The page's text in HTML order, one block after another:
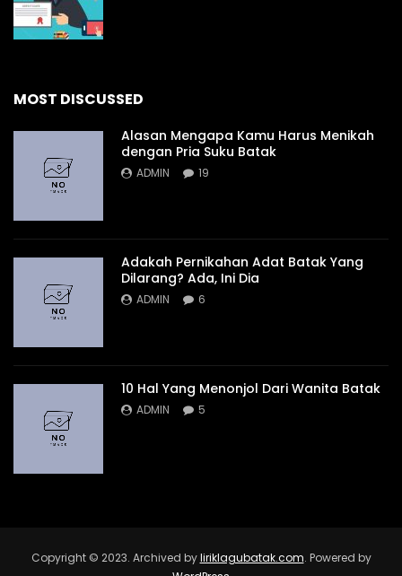
MOST DISCUSSED
Alasan Mengapa Kamu Harus Menikah
dengan Pria Suku Batak
ADMIN 19
Adakah Pernikahan Adat Batak Yang
Dilarang? Ada, Ini Dia
ADMIN 6
10 Hal Yang Menonjol Dari Wanita Batak
ADMIN 5
Copyright © 2023. Archived byliriklagubatak.com. Powered by